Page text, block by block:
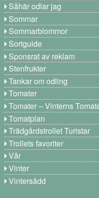
Såhär odlar jag
Sommar
Sommarblommor
Sortguide
Sponsrat av reklam
Stenfrukter
Tankar om odling
Tomater
Tomater – Vinterns
Tomatplan
Trädgårdstrollet Turistar
Trollets favoriter
Vår
Vinter
Vintersådd